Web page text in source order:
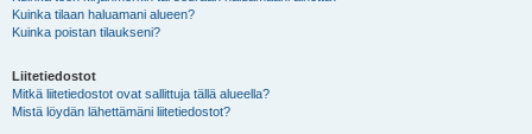
Kuinka tilaan haluamani alueen?
Kuinka poistan tilaukseni?
Liitetiedostot
Mitkä liitetiedostot ovat sallittuja tällä alueella?
Mistä löydän lähettämäni liitetiedostot?